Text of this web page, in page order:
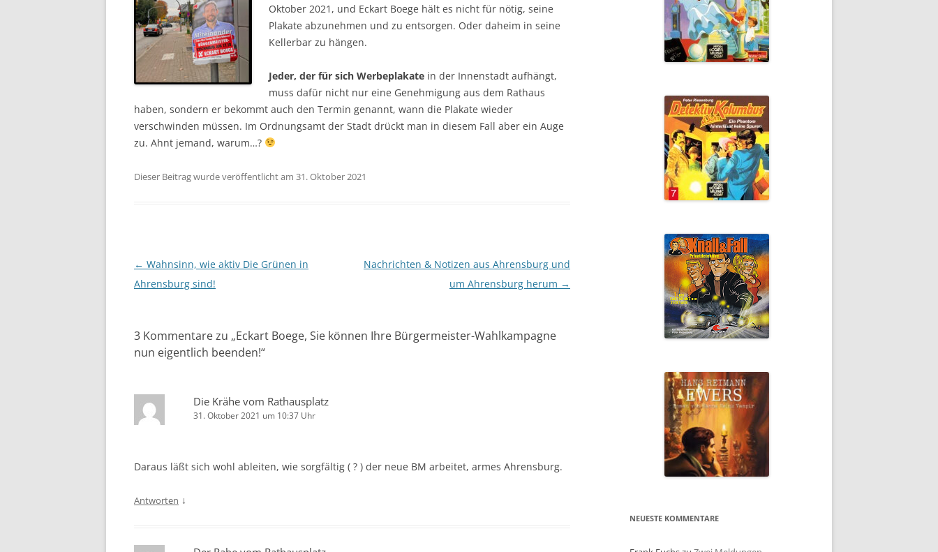
Oktober 2021, und Eckart Boege hält es nicht für nötig, seine
Plakate abzunehmen und zu entsorgen. Oder daheim in seine
Kellerbar zu hängen.
Jeder, der für sich Werbeplakate in der Innenstadt aufhängt,
muss dafür nicht nur eine Genehmigung aus dem Rathaus
haben, sondern er bekommt auch den Termin genannt, wann die Plakate wieder
verschwinden müssen. Im Ordnungsamt der Stadt drückt man in diesem Fall aber ein Auge
zu. Ahnt jemand, warum…?
Dieser Beitrag wurde veröffentlicht am 31. Oktober 2021
Beitragsnavigation
← Wahnsinn, wie aktiv Die Grünen in
Ahrensburg sind!
Nachrichten & Notizen aus Ahrensburg und
um Ahrensburg herum →
3 Kommentare zu „Eckart Boege, Sie können Ihre Bürgermeister-Wahlkampagne
nun eigentlich beenden!“
Die Krähe vom Rathausplatz
31. Oktober 2021 um 10:37 Uhr
Daraus läßt sich wohl ableiten, wie sorgfältig ( ? ) der neue BM arbeitet, armes Ahrensburg.
Antworten ↓
NEUESTE KOMMENTARE